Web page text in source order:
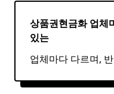
상품권현금화 업체
있는
업체마다 다르며,